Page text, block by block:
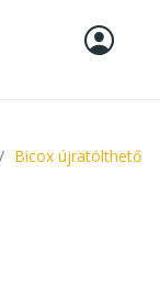
Bicox újratölthető